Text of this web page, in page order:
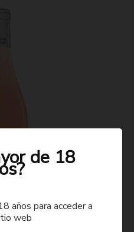
de 18
años para acceder a
web